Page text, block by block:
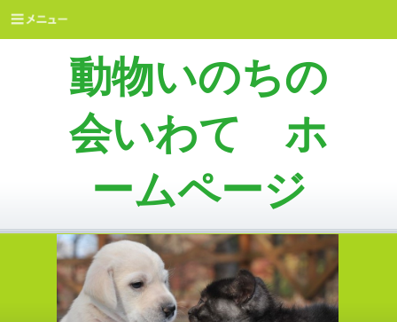
動物いのちの
会いわて ホ
ームページ